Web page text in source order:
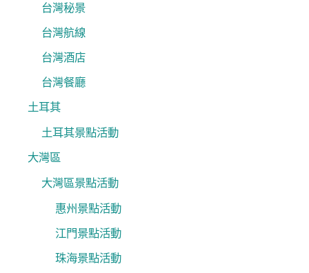
台灣秘景
台灣航線
台灣酒店
台灣餐廳
土耳其
土耳其景點活動
大灣區
大灣區景點活動
惠州景點活動
江門景點活動
珠海景點活動